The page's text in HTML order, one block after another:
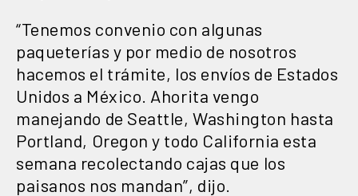
“Tenemos convenio con algunas
paqueterías y por medio de nosotros
hacemos el trámite, los envíos de Estados
Unidos a México. Ahorita vengo
manejando de Seattle, Washington hasta
Portland, Oregon y todo California esta
semana recolectando cajas que los
paisanos nos mandan”, dijo.